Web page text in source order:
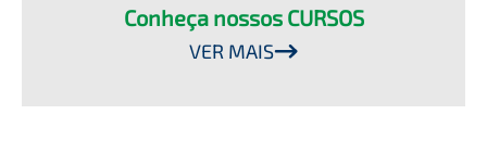
Conheça nossos CURSOS
VER MAIS